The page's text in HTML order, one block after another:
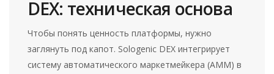
DEX: техническая основа
Чтобы понять ценность платформы, нужно
заглянуть под капот. Sologenic DEX интегрирует
систему автоматического маркетмейкера (AMM) в